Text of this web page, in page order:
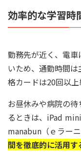
効率的な学習時
勤務先が近く、電
いため、通勤時間
格カードは20回以上
お昼休みや病院の
るときは、iPad
manabun（ｅラー
間を徹底的に活用